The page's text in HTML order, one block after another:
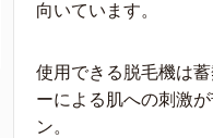
向いています。
使用できる脱毛機は
ーによる肌への刺激
ン。